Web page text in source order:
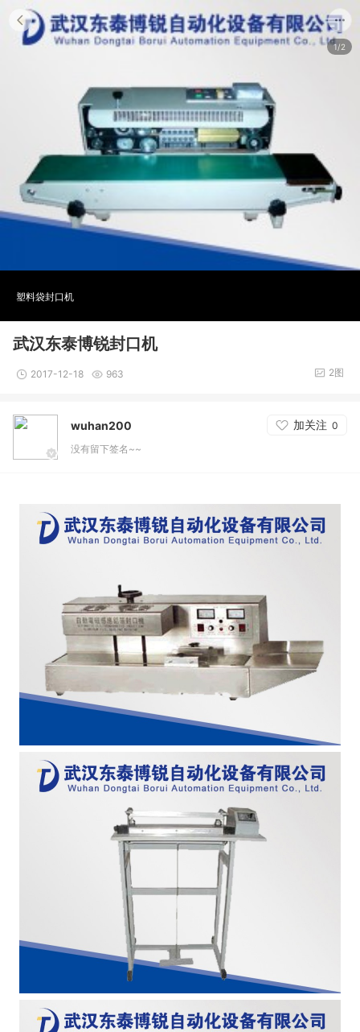
1/2
塑料袋封口机
武汉东泰博锐封口机
2017-12-18 963 2图
wuhan200 加关注 0
没有留下签名~~